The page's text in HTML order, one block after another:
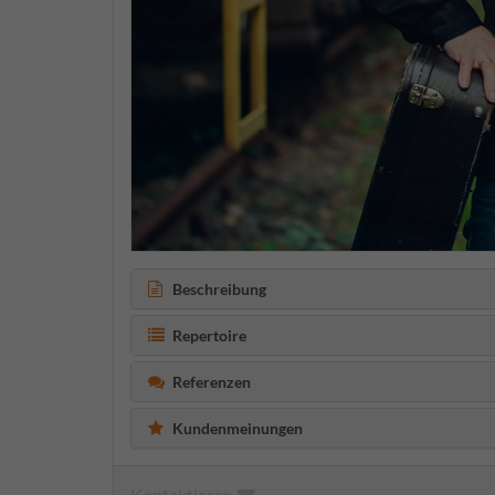
Beschreibung
Repertoire
Referenzen
Kundenmeinungen